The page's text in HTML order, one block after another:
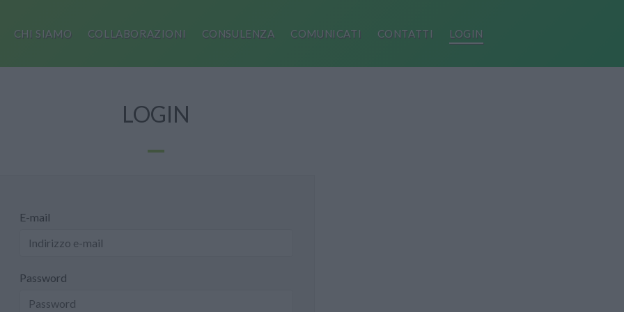
CHI SIAMO COLLABORAZIONI CONSULENZA COMUNICATI CONTATTI LOGIN
LOGIN
E-mail
Password